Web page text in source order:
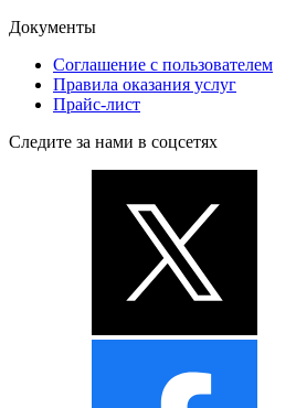
Документы
Соглашение с пользователем
Правила оказания услуг
Прайс-лист
Следите за нами в соцсетях